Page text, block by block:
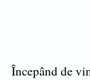
Începând de